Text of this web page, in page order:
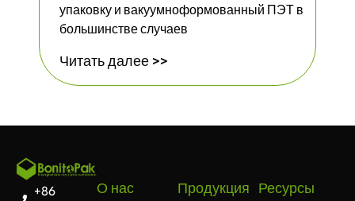
упаковку и вакуумноформованный ПЭТ в
большинстве случаев
Читать далее >>
+86
О нас Продукция Ресурсы